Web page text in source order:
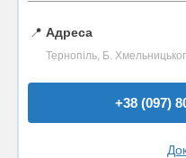
📍 Адреса
Тернопіль, Б.
+38 (097)